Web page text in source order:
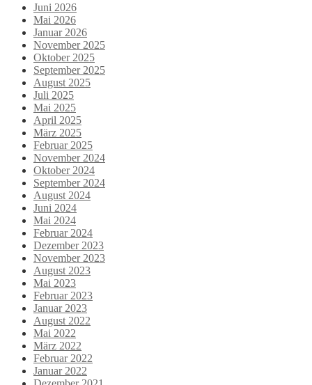
Juni 2026
Mai 2026
Januar 2026
November 2025
Oktober 2025
September 2025
August 2025
Juli 2025
Mai 2025
April 2025
März 2025
Februar 2025
November 2024
Oktober 2024
September 2024
August 2024
Juni 2024
Mai 2024
Februar 2024
Dezember 2023
November 2023
August 2023
Mai 2023
Februar 2023
Januar 2023
August 2022
Mai 2022
März 2022
Februar 2022
Januar 2022